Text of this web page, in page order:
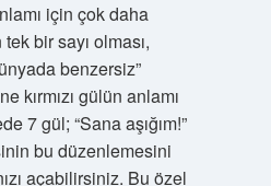
için çok daha
bir sayı olması,
benzersiz”
kırmızı gülün anlamı
7 gül; “Sana aşığım!”
bu düzenlemesini
açabilirsiniz. Bu özel